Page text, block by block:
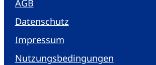
AGB
Datenschutz
Impressum
Nutzungsbedingungen